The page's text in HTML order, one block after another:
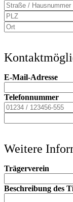
E-Mail-Adresse
Telefonnummer
Weitere
Trägerverein
Beschreibung des